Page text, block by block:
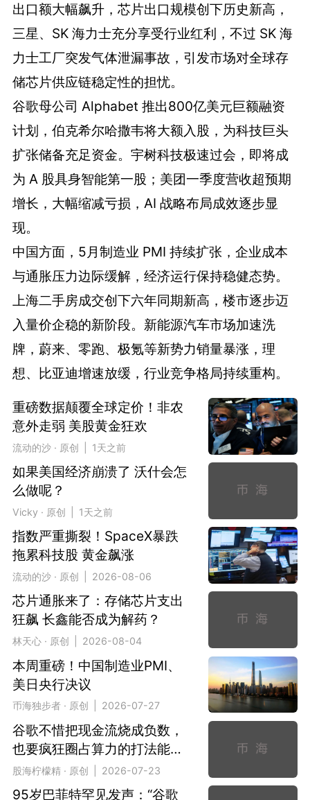
出口额大幅飙升，芯片出口规模创下历史新高，
三星、SK 海力士充分享受行业红利，不过 SK 海
力士工厂突发气体泄漏事故，引发市场对全球存
储芯片供应链稳定性的担忧。
谷歌母公司 Alphabet 推出800亿美元巨额融资
计划，伯克希尔哈撒韦将大额入股，为科技巨头
扩张储备充足资金。宇树科技极速过会，即将成
为 A 股具身智能第一股；美团一季度营收超预期
增长，大幅缩减亏损，AI 战略布局成效逐步显
现。
中国方面，5月制造业 PMI 持续扩张，企业成本
与通胀压力边际缓解，经济运行保持稳健态势。
上海二手房成交创下六年同期新高，楼市逐步迈
入量价企稳的新阶段。新能源汽车市场加速洗
牌，蔚来、零跑、极氪等新势力销量暴涨，理
想、比亚迪增速放缓，行业竞争格局持续重构。
重磅数据颠覆全球定价！非农
意外走弱 美股黄金狂欢
流动的沙 · 原创 | 1天之前
如果美国经济崩溃了 沃什会怎
么做呢？
Vicky · 原创 | 1天之前
指数严重撕裂！SpaceX暴跌
拖累科技股 黄金飙涨
流动的沙 · 原创 | 2026-08-06
芯片通胀来了：存储芯片支出
狂飙 长鑫能否成为解药？
林天心 · 原创 | 2026-08-04
本周重磅！中国制造业PMI、
美日央行决议
币海独步者 · 原创 | 2026-07-27
谷歌不惜把现金流烧成负数，
也要疯狂圈占算力的打法能赢
吗？
股海柠檬精 · 原创 | 2026-07-23
95岁巴菲特罕见发声：“谷歌